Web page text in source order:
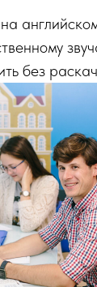
без